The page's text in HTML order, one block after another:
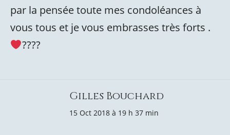
par la pensée toute mes condoléances à
vous tous et je vous embrasses très forts .
????
Gilles Bouchard
15 Oct 2018 à 19 h 37 min